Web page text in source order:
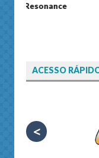
Journal of
ACESSO
<